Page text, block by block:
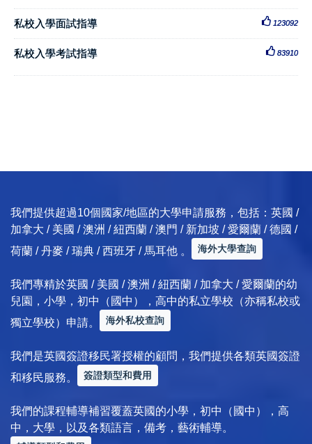
私校入學面試指導 123092
私校入學考試指導 83910
我們提供超過10個國家/地區的大學申請服務，包括：英國 /
加拿大 / 美國 / 澳洲 / 紐西蘭 / 澳門 / 新加坡 / 愛爾蘭 / 德國 /
荷蘭 / 丹麥 / 瑞典 / 西班牙 / 馬耳他 。
海外大學查詢
我們專精於英國 / 美國 / 澳洲 / 紐西蘭 / 加拿大 / 愛爾蘭的幼
兒園，小學，初中（國中），高中的私立學校（亦稱私校或
獨立學校）申請。
海外私校查詢
我們是英國簽證移民署授權的顧問，我們提供各類英國簽證
和移民服務。
簽證類型和費用
我們的課程輔導補習覆蓋英國的小學，初中（國中），高
中，大學，以及各類語言，備考，藝術輔導。